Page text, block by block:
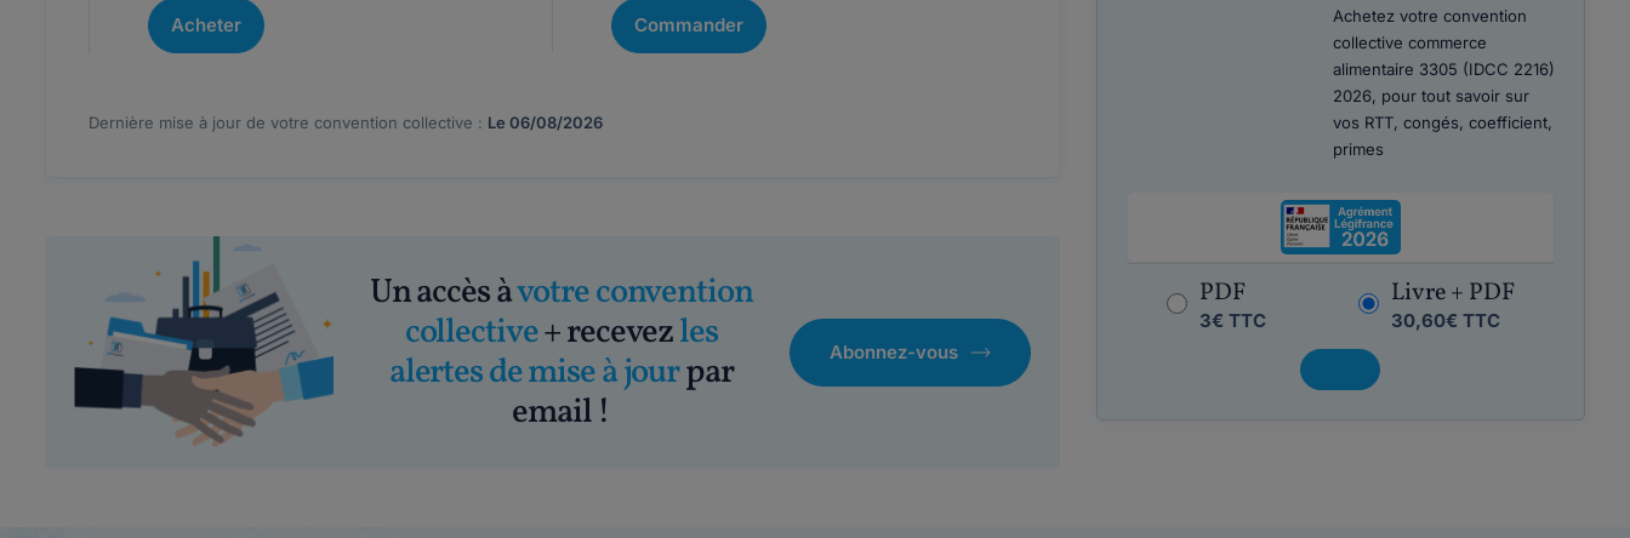
Acheter Commander
Dernière mise à jour de votre convention collective : Le 06/08/2026
Un accès àvotre convention
collective+ recevezles
alertes de mise à jourpar
email !
Abonnez-vous
Achetez votre convention
collective commerce
alimentaire 3305 (IDCC 2216)
2026, pour tout savoir sur
vos RTT, congés, coefficient,
primes
PDF
3€ TTC
Livre + PDF
30,60€ TTC